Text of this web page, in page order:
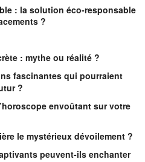
: la solution éco-responsable
?
: mythe ou réalité ?
fascinantes qui pourraient
?
envoûtant sur votre
le mystérieux dévoilement ?
peuvent-ils enchanter